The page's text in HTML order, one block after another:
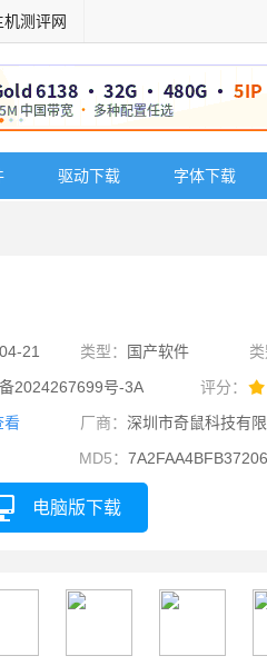
机测评网
驱动下载 字体下载
21 类型： 国产软件 类
2024267699号-3A
评分：
看 厂商： 深圳市奇鼠科技有
MD5：
电脑版下载